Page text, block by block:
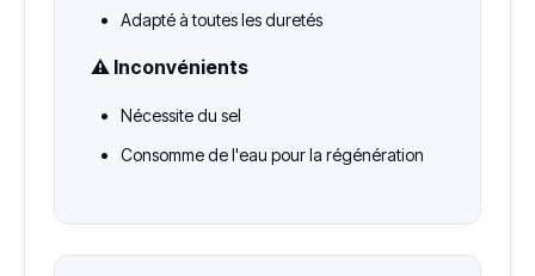
Adapté à toutes les duretés
⚠️ Inconvénients
Nécessite du sel
Consomme de l'eau pour la régénération